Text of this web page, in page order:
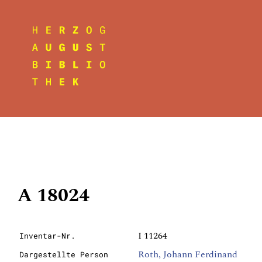
A 18024
Inventar-Nr. I 11264
Dargestellte Person Roth, Johann Ferdinand